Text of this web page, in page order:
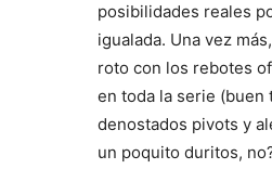
posibilidades reales
igualada. Una vez
roto con los rebotes
en toda la serie (buen
denostados pivots y
un poquito duritos,